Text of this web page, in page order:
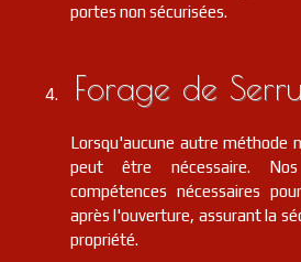
portes non sécurisées.
Forage de
Lorsqu'aucune autre méthode
peut être nécessaire.
compétences nécessaires
après l'ouverture, assurant la
propriété.